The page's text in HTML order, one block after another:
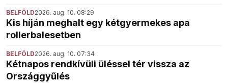
BELFÖLD2026. aug. 10. 08:29
Kis híján meghalt egy kétgyermekes apa
rollerbalesetben
BELFÖLD2026. aug. 10. 07:34
Kétnapos rendkívüli üléssel tér vissza az
Országgyűlés